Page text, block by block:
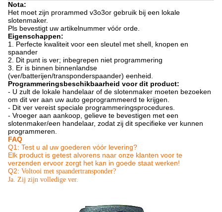
Nota:
Het moet zijn prorammed v3o3or gebruik bij een lokale
slotenmaker.
Pls bevestigt uw artikelnummer vóór orde.
Eigenschappen:
1. Perfecte kwaliteit voor een sleutel met shell, knopen en
spaander
2. Dit punt is ver; inbegrepen niet programmering
3. Er is binnen binnenlandse
(ver/batterijen/transponderspaander) eenheid.
Programmeringsbeschikbaarheid voor dit product:
- U zult de lokale handelaar of de slotenmaker moeten bezoeken
om dit ver aan uw auto geprogrammeerd te krijgen.
- Dit ver vereist speciale programmeringsprocedures.
- Vroeger aan aankoop, gelieve te bevestigen met een
slotenmaker/een handelaar, zodat zij dit specifieke ver kunnen
programmeren.
FAQ
Q1: Test u al uw goederen vóór levering?
Elk product is getest alvorens naar onze klanten voor te
verzenden ervoor zorgt het kan in goede staat werken!
Q2: Voltooi met spaandertransponder?
Ja. Zij zijn volledige ver.